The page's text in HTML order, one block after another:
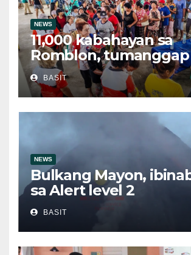
NEWS
11,000 kabahayan sa
Romblon,
bigas sa ilalim ng
BASIT
NEWS
Bulkang Mayon,
sa Alert level 2
BASIT